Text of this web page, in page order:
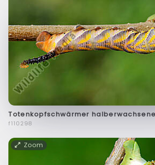
Totenkopfschwärmer
f110298
Zoom